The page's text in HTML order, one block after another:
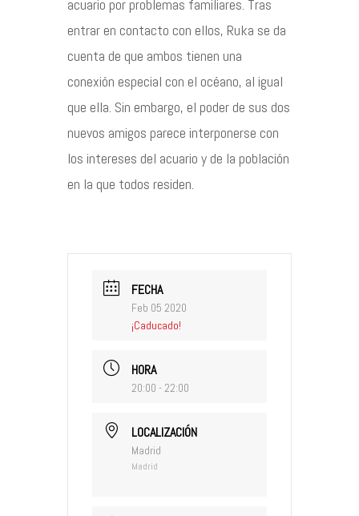
acuario por problemas familiares. Tras
entrar en contacto con ellos, Ruka se da
cuenta de que ambos tienen una
conexión especial con el océano, al igual
que ella. Sin embargo, el poder de sus dos
nuevos amigos parece interponerse con
los intereses del acuario y de la población
en la que todos residen.
FECHA
Feb 05 2020
¡Caducado!
HORA
20:00 - 22:00
LOCALIZACIÓN
Madrid
Madrid